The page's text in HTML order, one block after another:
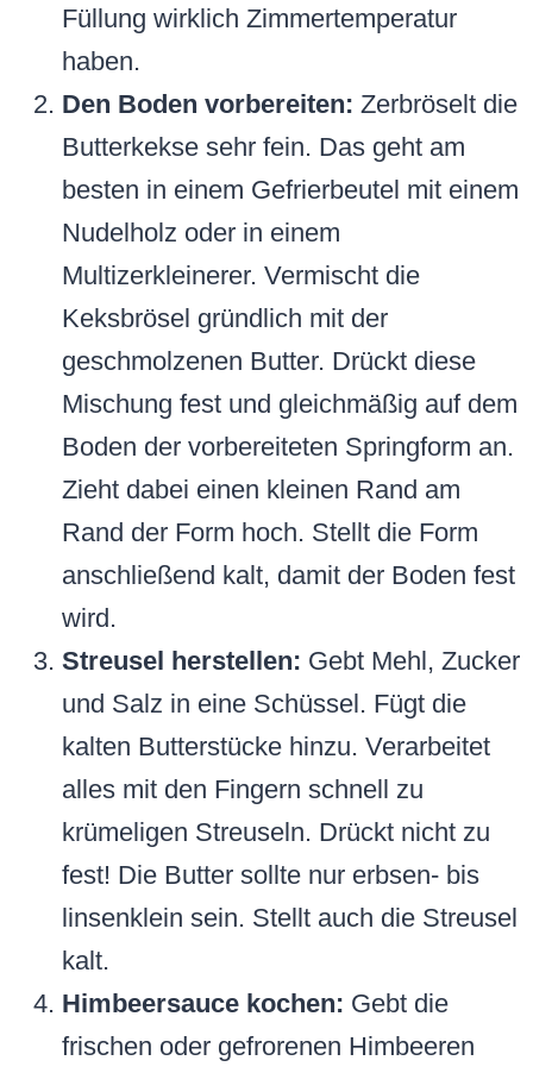
Füllung wirklich Zimmertemperatur
haben.
Den Boden vorbereiten: Zerbröselt die
Butterkekse sehr fein. Das geht am
besten in einem Gefrierbeutel mit einem
Nudelholz oder in einem
Multizerkleinerer. Vermischt die
Keksbrösel gründlich mit der
geschmolzenen Butter. Drückt diese
Mischung fest und gleichmäßig auf dem
Boden der vorbereiteten Springform an.
Zieht dabei einen kleinen Rand am
Rand der Form hoch. Stellt die Form
anschließend kalt, damit der Boden fest
wird.
Streusel herstellen: Gebt Mehl, Zucker
und Salz in eine Schüssel. Fügt die
kalten Butterstücke hinzu. Verarbeitet
alles mit den Fingern schnell zu
krümeligen Streuseln. Drückt nicht zu
fest! Die Butter sollte nur erbsen- bis
linsenklein sein. Stellt auch die Streusel
kalt.
Himbeersauce kochen: Gebt die
frischen oder gefrorenen Himbeeren